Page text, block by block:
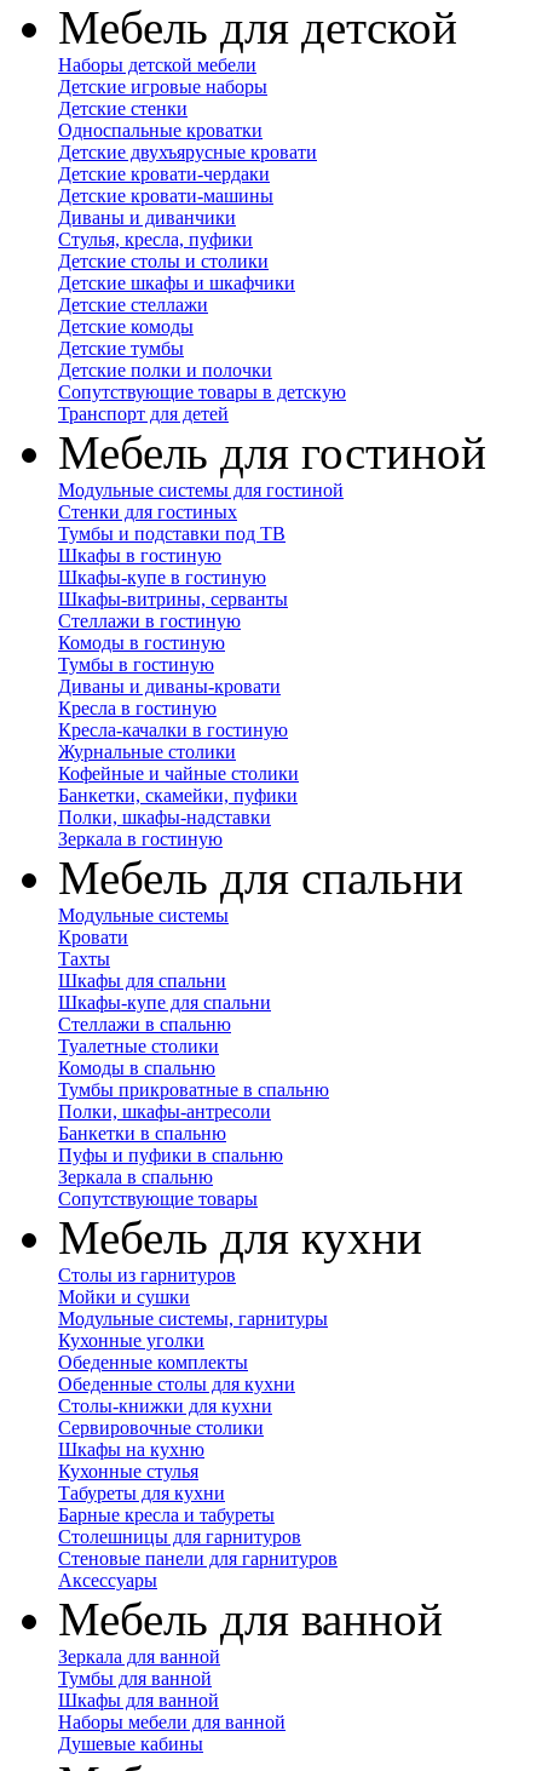
Мебель для детской
Наборы детской мебели
Детские игровые наборы
Детские стенки
Односпальные кроватки
Детские двухъярусные кровати
Детские кровати-чердаки
Детские кровати-машины
Диваны и диванчики
Стулья, кресла, пуфики
Детские столы и столики
Детские шкафы и шкафчики
Детские стеллажи
Детские комоды
Детские тумбы
Детские полки и полочки
Сопутствующие товары в детскую
Транспорт для детей
Мебель для гостиной
Модульные системы для гостиной
Стенки для гостиных
Тумбы и подставки под ТВ
Шкафы в гостиную
Шкафы-купе в гостиную
Шкафы-витрины, серванты
Стеллажи в гостиную
Комоды в гостиную
Тумбы в гостиную
Диваны и диваны-кровати
Кресла в гостиную
Кресла-качалки в гостиную
Журнальные столики
Кофейные и чайные столики
Банкетки, скамейки, пуфики
Полки, шкафы-надставки
Зеркала в гостиную
Мебель для спальни
Модульные системы
Кровати
Тахты
Шкафы для спальни
Шкафы-купе для спальни
Стеллажи в спальню
Туалетные столики
Комоды в спальню
Тумбы прикроватные в спальню
Полки, шкафы-антресоли
Банкетки в спальню
Пуфы и пуфики в спальню
Зеркала в спальню
Сопутствующие товары
Мебель для кухни
Столы из гарнитуров
Мойки и сушки
Модульные системы, гарнитуры
Кухонные уголки
Обеденные комплекты
Обеденные столы для кухни
Столы-книжки для кухни
Сервировочные столики
Шкафы на кухню
Кухонные стулья
Табуреты для кухни
Барные кресла и табуреты
Столешницы для гарнитуров
Стеновые панели для гарнитуров
Аксессуары
Мебель для ванной
Зеркала для ванной
Тумбы для ванной
Шкафы для ванной
Наборы мебели для ванной
Душевые кабины